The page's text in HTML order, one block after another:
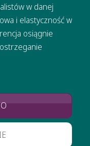
w danej
i elastyczność w
osiągnie